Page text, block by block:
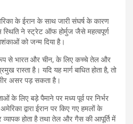
के ईरान के साथ जारी संघर्ष के कारण
स्थिति ने स्ट्रेट ऑफ होर्मुज जैसे महत्वपूर्ण
को जन्म दिया है।
रूप से भारत और चीन, के लिए कच्चे तेल और
रास्ता है। यदि यह मार्ग बाधित होता है, तो
असर पड़ सकता है।
के लिए बड़े पैमाने पर मध्य पूर्व पर निर्भर
द्वारा ईरान पर किए गए हमलों के
होता है तथा तेल और गैस की आपूर्ति में